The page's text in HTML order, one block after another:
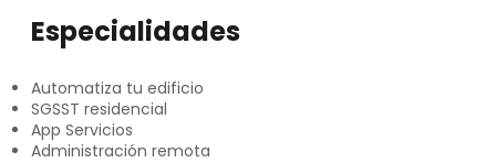
Especialidades
Automatiza tu edificio
SGSST residencial
App Servicios
Administración remota